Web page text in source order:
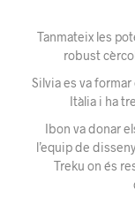
Tanmateix les
robust
Silvia es va
Itàlia i ha
Ibon va donar
l’equip de
Treku on és